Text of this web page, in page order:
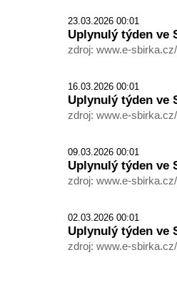
23.03.2026 00:01
Uplynulý týden ve
zdroj: www.e-
16.03.2026 00:01
Uplynulý týden ve
zdroj: www.e-
09.03.2026 00:01
Uplynulý týden ve
zdroj: www.e-
02.03.2026 00:01
Uplynulý týden ve
zdroj: www.e-